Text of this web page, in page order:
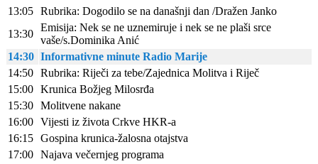
13:05 Rubrika: Dogodilo se na današnji dan /Dražen Janko
13:30
Emisija: Nek se ne uznemiruje i nek se ne plaši srce
vaše/s.Dominika Anić
14:30 Informativne minute Radio Marije
14:50 Rubrika: Riječi za tebe/Zajednica Molitva i Riječ
15:00 Krunica Božjeg Milosrđa
15:30 Molitvene nakane
16:00 Vijesti iz života Crkve HKR-a
16:15 Gospina krunica-žalosna otajstva
17:00 Najava večernjeg programa